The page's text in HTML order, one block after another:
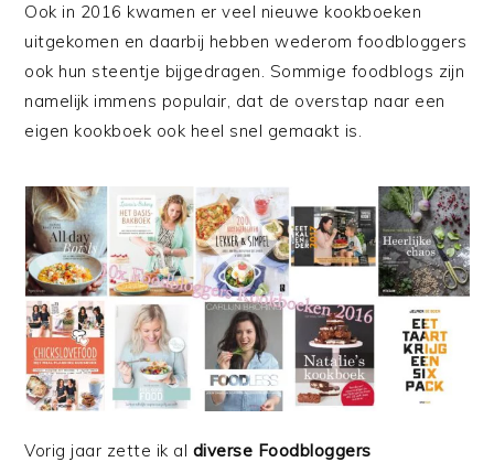
Ook in 2016 kwamen er veel nieuwe kookboeken
uitgekomen en daarbij hebben wederom foodbloggers
ook hun steentje bijgedragen. Sommige foodblogs zijn
namelijk immens populair, dat de overstap naar een
eigen kookboek ook heel snel gemaakt is.
Vorig jaar zette ik al diverse Foodbloggers